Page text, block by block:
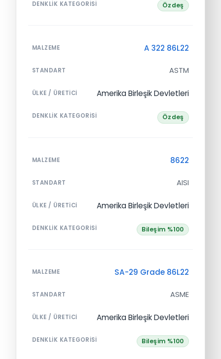
DENKLIK KATEGORISI Özdeş
MALZEME A 322 86L22
STANDART ASTM
ÜLKE / ÜRETICI Amerika Birleşik Devletleri
DENKLIK KATEGORISI Özdeş
MALZEME 8622
STANDART AISI
ÜLKE / ÜRETICI Amerika Birleşik Devletleri
DENKLIK KATEGORISI Bileşim %100
MALZEME SA-29 Grade 86L22
STANDART ASME
ÜLKE / ÜRETICI Amerika Birleşik Devletleri
DENKLIK KATEGORISI Bileşim %100